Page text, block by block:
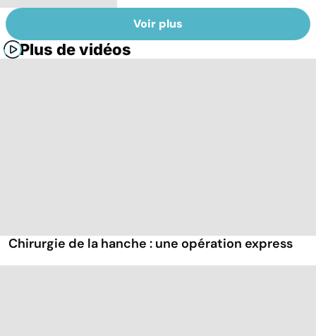
Voir plus
Plus de vidéos
Chirurgie de la hanche : une opération express